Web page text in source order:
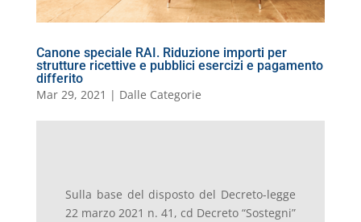
Canone speciale RAI. Riduzione importi per
strutture ricettive e pubblici esercizi e pagamento
differito
Mar 29, 2021 | Dalle Categorie
Sulla base del disposto del Decreto-legge
22 marzo 2021 n. 41, cd Decreto “Sostegni”